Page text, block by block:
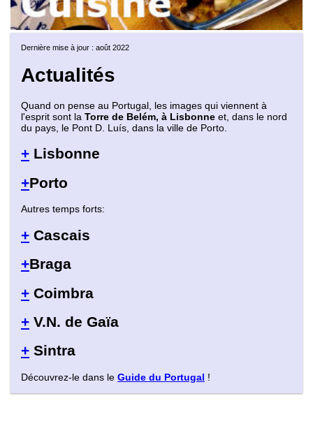
Dernière mise à jour : août 2022
Actualités
Quand on pense au Portugal, les images qui viennent à
l'esprit sont la Torre de Belém, à Lisbonne et, dans le nord
du pays, le Pont D. Luís, dans la ville de Porto.
+ Lisbonne
+Porto
Autres temps forts:
+ Cascais
+Braga
+ Coimbra
+ V.N. de Gaïa
+ Sintra
Découvrez-le dans le Guide du Portugal !